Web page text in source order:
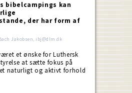
bibelcampings kan
der har form af
Jakobsen, ibj@dlm.dk
et ønske for Luthersk
at sætte fokus på
naturligt og aktivt forhold